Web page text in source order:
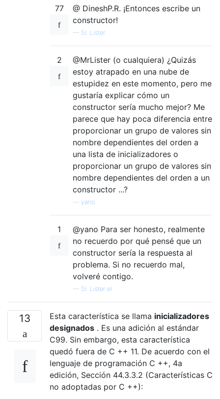
77
@ DineshP.R. ¡Entonces escribe un
constructor!
— Sr. Lister
2
@MrLister (o cualquiera) ¿Quizás
estoy atrapado en una nube de
estupidez en este momento, pero me
gustaría explicar cómo un
constructor sería mucho mejor? Me
parece que hay poca diferencia entre
proporcionar un grupo de valores sin
nombre dependientes del orden a
una lista de inicializadores o
proporcionar un grupo de valores sin
nombre dependientes del orden a un
constructor ...?
yano
1
@yano Para ser honesto, realmente
no recuerdo por qué pensé que un
constructor sería la respuesta al
problema. Si no recuerdo mal,
volveré contigo.
— Sr. Lister el
13 Esta característica se llama inicializadores
designados . Es una adición al estándar
C99. Sin embargo, esta característica
quedó fuera de C ++ 11. De acuerdo con el
lenguaje de programación C ++, 4a
edición, Sección 44.3.3.2 (Características C
no adoptadas por C ++):